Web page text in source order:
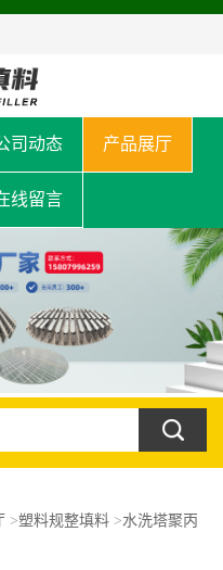
司动态 产品展厅
线留言
>塑料规整填料>水洗塔聚丙